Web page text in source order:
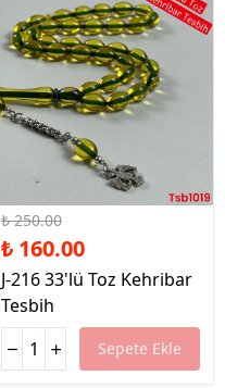
₺ 250.00
₺ 160.00
J-216 33'lü Toz Kehribar
Tesbih
Sepete Ekle